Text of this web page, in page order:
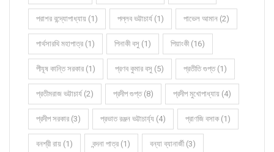
পরাশর বন্দ্যোপাধ্যায় (1) পল্লব ভট্টাচার্য (1) পাভেল আমান (2)
পার্থসারথি মহাপাত্র (1) পিনাকী বসু (1) পিয়াংকী (16)
পীযূষ কান্তি সরকার (1) প্রণব কুমার বসু (5) প্রতীতি গুপ্ত (1)
প্রতীমরাজ ভট্টাচার্য (2) প্রদীপ গুপ্ত (8) প্রদীপ মুখোপাধ্যায় (4)
প্রদীপ সরকার (3) প্রভাত রঞ্জন ভট্টাচার্য্য (4) প্রাণজি বসাক (1)
বনশ্রী রায় (1) বন্দনা পাত্র (1) বন্যা ব্যানার্জী (3)